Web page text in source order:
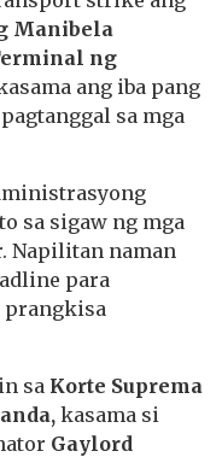
Manibela
ng
ang iba pang
sa mga
sa sigaw ng mga
Napilitan naman
para
prangkisa
sa Korte Suprema
kasama si
Gaylord